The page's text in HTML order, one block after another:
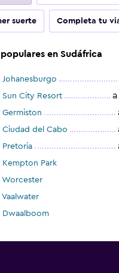
suerte Completa tu
en Sudáfrica
Johanesburgo
Sun City Resort
Germiston
Ciudad del Cabo
Pretoria
Kempton Park
Worcester
Dwaalboom